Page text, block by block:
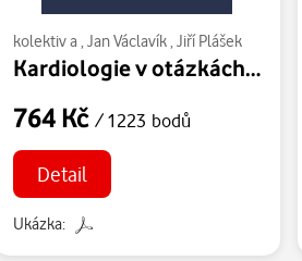
kolektiv a , Jan Václavík, Jiří Plášek
Kardiologie v otázkách a odpovědích
764 Kč / 1223 bodů
Detail
Ukázka: